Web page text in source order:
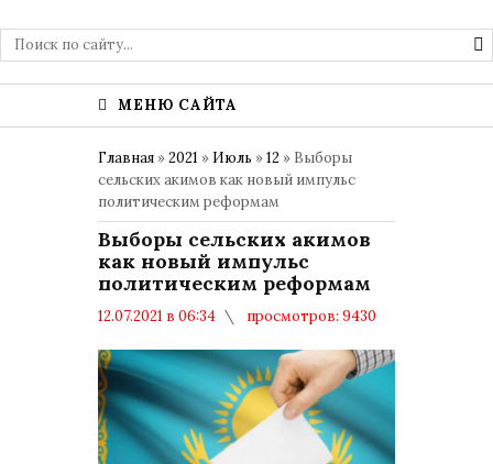
МЕНЮ САЙТА
Главная »2021 » Июль »12 » Выборы
сельских акимов как новый импульс
политическим реформам
Выборы сельских акимов
как новый импульс
политическим реформам
12.07.2021 в 06:34
просмотров: 9430